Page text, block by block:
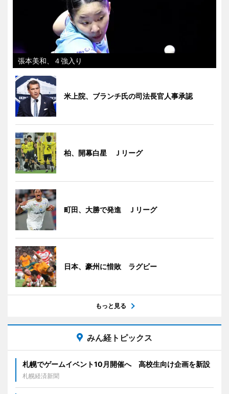
張本美和、４強入り
米上院、ブランチ氏の司法長官人事承認
柏、開幕白星 Ｊリーグ
町田、大勝で発進 Ｊリーグ
日本、豪州に惜敗 ラグビー
もっと見る
みん経トピックス
札幌でゲームイベント10月開催へ 高校生向け企画を新設
札幌経済新聞